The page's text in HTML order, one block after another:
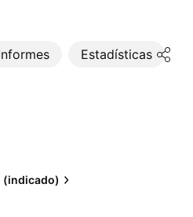
Estadísticas
(indicado)